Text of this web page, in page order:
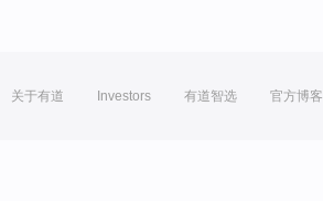
关于有道 Investors 有道智选 官方博客